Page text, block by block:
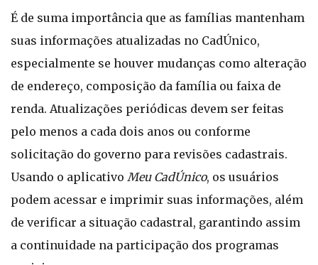
É de suma importância que as famílias mantenham
suas informações atualizadas no CadÚnico,
especialmente se houver mudanças como alteração
de endereço, composição da família ou faixa de
renda. Atualizações periódicas devem ser feitas
pelo menos a cada dois anos ou conforme
solicitação do governo para revisões cadastrais.
Usando o aplicativo Meu CadÚnico, os usuários
podem acessar e imprimir suas informações, além
de verificar a situação cadastral, garantindo assim
a continuidade na participação dos programas